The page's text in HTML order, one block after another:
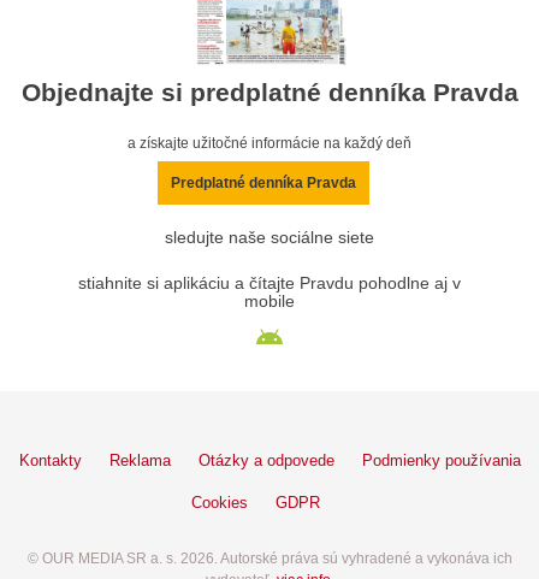
Objednajte si predplatné denníka Pravda
a získajte užitočné informácie na každý deň
Predplatné denníka Pravda
sledujte naše sociálne siete
stiahnite si aplikáciu a čítajte Pravdu pohodlne aj v
mobile
Kontakty Reklama Otázky a odpovede Podmienky používania
Cookies GDPR
© OUR MEDIA SR a. s. 2026. Autorské práva sú vyhradené a vykonáva ich